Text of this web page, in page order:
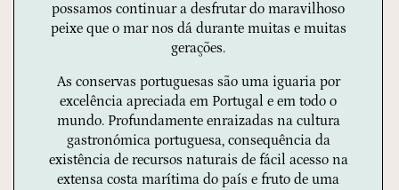
possamos continuar a desfrutar do maravilhoso
peixe que o mar nos dá durante muitas e muitas
gerações.
As conservas portuguesas são uma iguaria por
excelência apreciada em Portugal e em todo o
mundo. Profundamente enraizadas na cultura
gastronómica portuguesa, consequência da
existência de recursos naturais de fácil acesso na
extensa costa marítima do país e fruto de uma